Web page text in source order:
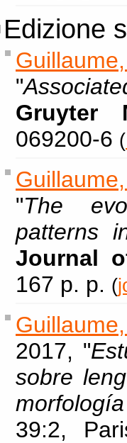
Edizione
"
Gruyter
069200-6 (
"The
patterns
Journal
167 p. p. (
2017, "
sobre
39:2,